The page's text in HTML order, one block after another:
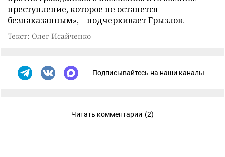
преступление, которое не останется
безнаказанным», – подчеркивает Грызлов.
Текст: Олег Исайченко
Подписывайтесь на наши каналы
Читать комментарии (2)